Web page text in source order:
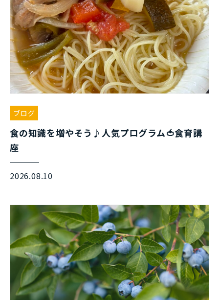
ブログ
食の知識を増やそう♪人気プログラム🍅食育講
座
2026.08.10